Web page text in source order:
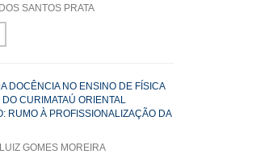
SANTOS PRATA
DOCÊNCIA NO ENSINO DE FÍSICA
DO CURIMATAÚ ORIENTAL
RUMO À PROFISSIONALIZAÇÃO DA
GOMES MOREIRA